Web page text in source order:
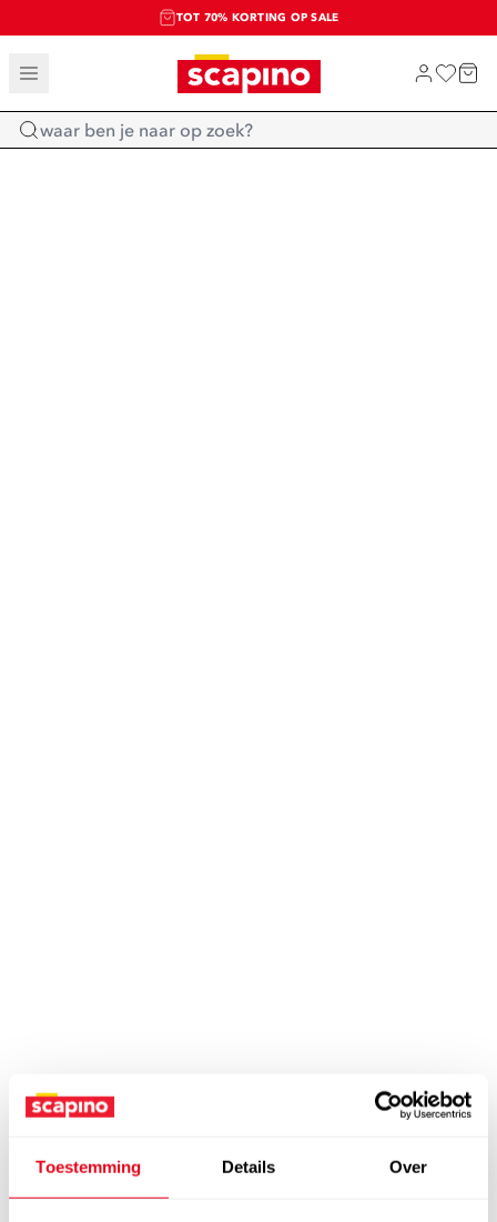
Toestemming Details Over
TOT 70% KORTING OP SALE
SALE: LAATSTE KANS!
SHOP NIEUW
Home